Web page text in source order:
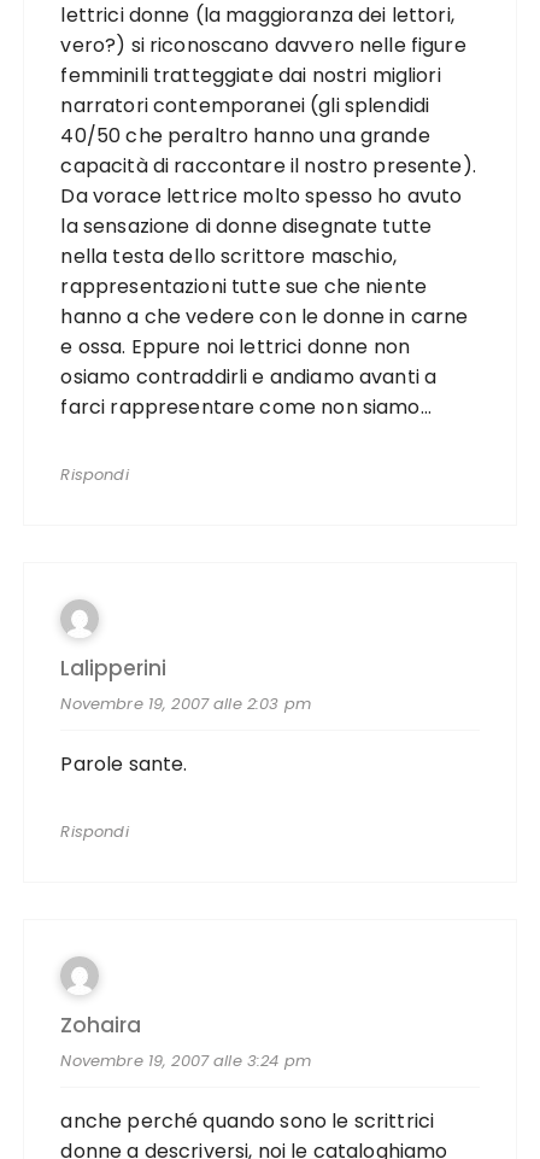
lettrici donne (la maggioranza dei lettori,
vero?) si riconoscano davvero nelle figure
femminili tratteggiate dai nostri migliori
narratori contemporanei (gli splendidi
40/50 che peraltro hanno una grande
capacità di raccontare il nostro presente).
Da vorace lettrice molto spesso ho avuto
la sensazione di donne disegnate tutte
nella testa dello scrittore maschio,
rappresentazioni tutte sue che niente
hanno a che vedere con le donne in carne
e ossa. Eppure noi lettrici donne non
osiamo contraddirli e andiamo avanti a
farci rappresentare come non siamo…
Rispondi
Lalipperini
Novembre 19, 2007 alle 2:03 pm
Parole sante.
Rispondi
Zohaira
Novembre 19, 2007 alle 3:24 pm
anche perché quando sono le scrittrici
donne a descriversi, noi le cataloghiamo